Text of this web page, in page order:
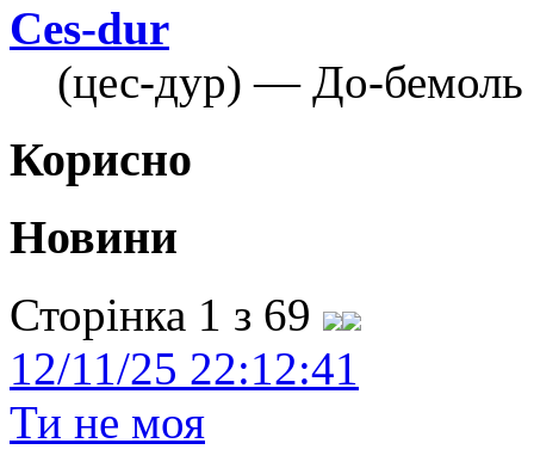
Ces-dur
(цес-дур) — До-
Корисно
Новини
Сторінка 1 з 69
12/11/25 22:12:41
Ти не моя